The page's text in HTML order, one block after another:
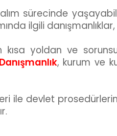
sürecinde
ilgili
kısa yoldan ve
, kurum ve
ile devlet